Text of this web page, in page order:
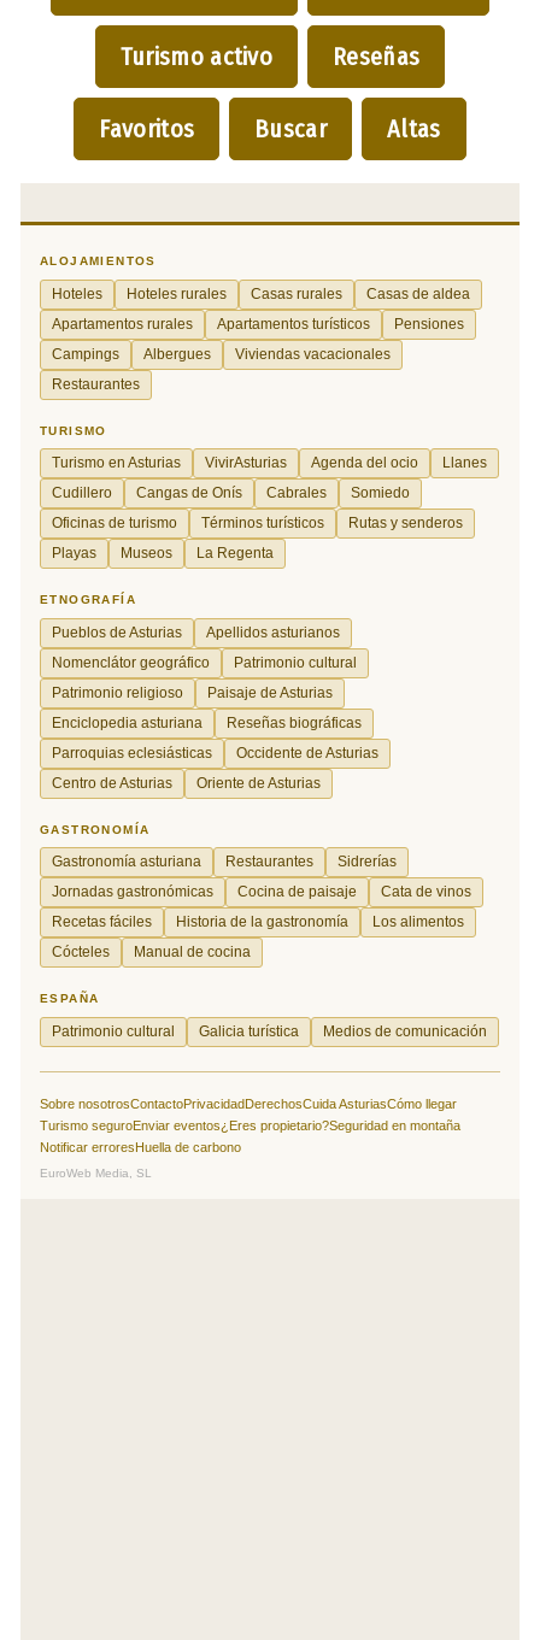
Turismo activo Reseñas
Favoritos Buscar Altas